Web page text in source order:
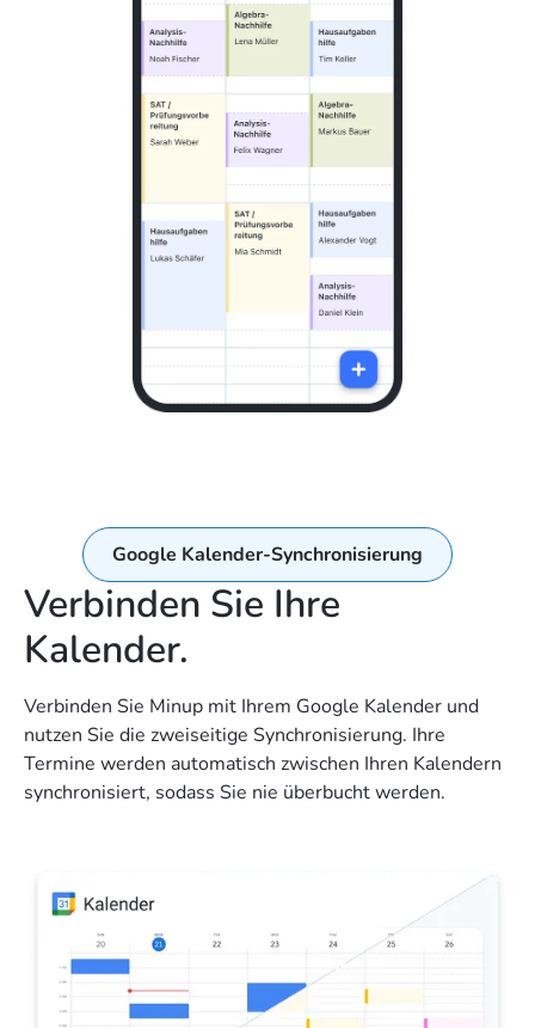
Google Kalender-Synchronisierung
Verbinden Sie Ihre
Kalender.
Verbinden Sie Minup mit Ihrem Google Kalender und
nutzen Sie die zweiseitige Synchronisierung. Ihre
Termine werden automatisch zwischen Ihren Kalendern
synchronisiert, sodass Sie nie überbucht werden.